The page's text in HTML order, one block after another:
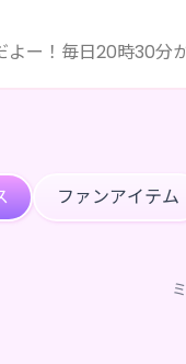
よー！毎日20時30分
ファンアイテム